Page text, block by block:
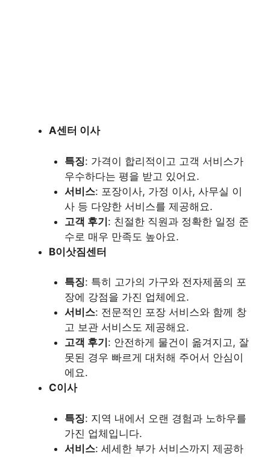
A센터 이사
특징: 가격이 합리적이고 고객 서비스가
우수하다는 평을 받고 있어요.
서비스: 포장이사, 가정 이사, 사무실 이
사 등 다양한 서비스를 제공해요.
고객 후기: 친절한 직원과 정확한 일정 준
수로 매우 만족도 높아요.
B이삿짐센터
특징: 특히 고가의 가구와 전자제품의 포
장에 강점을 가진 업체에요.
서비스: 전문적인 포장 서비스와 함께 창
고 보관 서비스도 제공해요.
고객 후기 : 안전하게 물건이 옮겨지고, 잘
못된 경우 빠르게 대처해 주어서 안심이
에요.
C이사
특징: 지역 내에서 오랜 경험과 노하우를
가진 업체입니다.
서비스: 세세한 부가 서비스까지 제공하